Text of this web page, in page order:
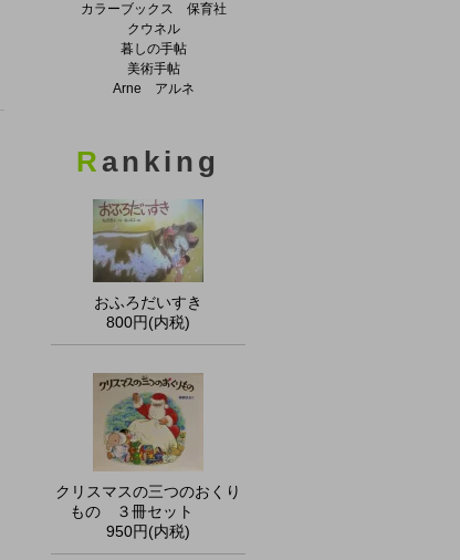
カラーブックス 保育社
クウネル
暮しの手帖
美術手帖
Arne アルネ
Ranking
おふろだいすき
800円(内税)
クリスマスの三つのおくり
もの ３冊セット
950円(内税)